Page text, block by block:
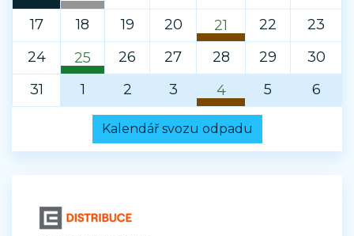
Horka I (Kutná Hora)
Kov
Horka I (Kutná Hora)
17
18 19 20
21
Biologický odpad
Horka I (Kutná Hora)
22
23
24
25
Sklo
Horka I (Kutná Hora)
26 27 28 29
30
31
1 2 3
4
Biologický odpad
Horka I (Kutná Hora)
5 6
Kalendář svozu odpadu